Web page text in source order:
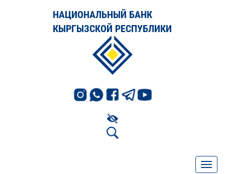
НАЦИОНАЛЬНЫЙ БАНК
КЫРГЫЗСКОЙ РЕСПУБЛИКИ